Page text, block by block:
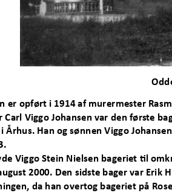
er opført i 1914 af murermester
Carl Viggo Johansen var den første
i Århus. Han og sønnen Viggo
Viggo Stein Nielsen bageriet til
2000. Den sidste bager var Erik
da han overtog bageriet på